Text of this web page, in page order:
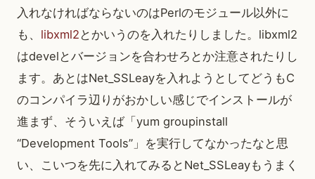
入れなければならないのはPerlのモジュール以外に
も、 libxml2 とかいうのを入れたりしました。libxml2
はdevelとバージョンを合わせろとか注意されたりし
ます。あとはNet_SSLeayを入れようとしてどうもC
のコンパイラ辺りがおかしい感じでインストールが
進まず、そういえば「yum groupinstall
“Development Tools”」を実行してなかったなと思
い、こいつを先に入れてみるとNet_SSLeayもうまく